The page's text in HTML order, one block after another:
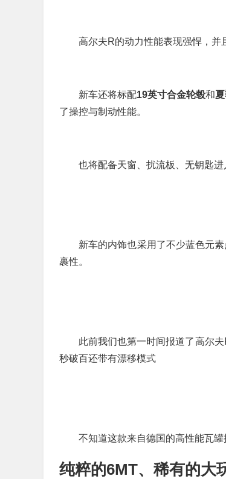
高尔夫R的动力性能表现强悍，并
新车还将标配19英寸合金轮毂和
了操控与制动性能。
也将配备天窗、扰流板、无钥匙
新车的内饰也采用了不少蓝色元
裹性。
此前我们也第一时间报道了高尔
秒破百还带有漂移模式
不知道这款来自德国的高性能瓦罐
纯粹的6MT、稀有的大